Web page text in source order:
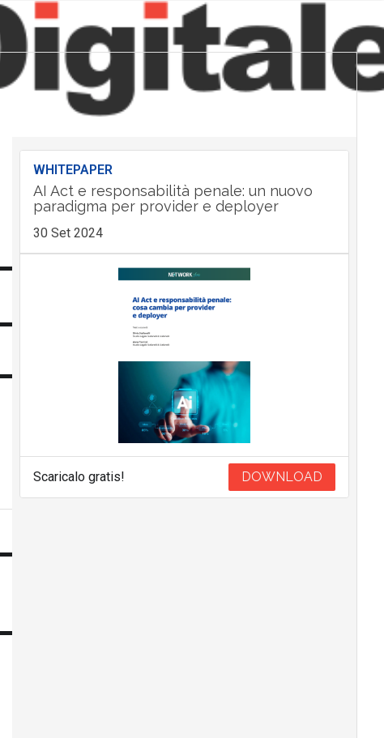
WHITEPAPER
AI Act e responsabilità penale: un nuovo
paradigma per provider e deployer
30 Set 2024
Scaricalo gratis! DOWNLOAD